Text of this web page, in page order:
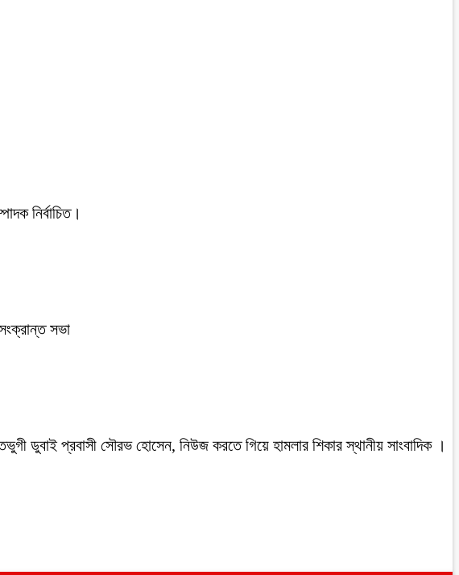
নির্বাচিত।
সভা
ডুবাই প্রবাসী সৌরভ হোসেন, নিউজ করতে গিয়ে হামলার শিকার স্থানীয় সাংবাদিক ।